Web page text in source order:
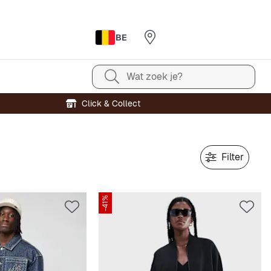
BE
Wat zoek je?
Click & Collect
Filter
-41%